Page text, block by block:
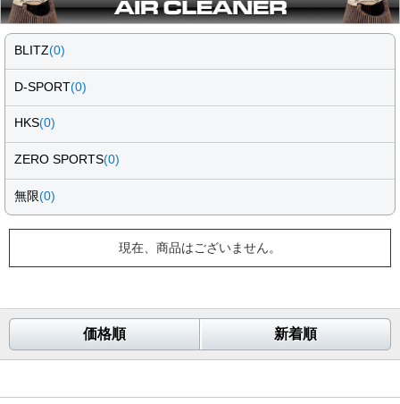
BLITZ(0)
D-SPORT(0)
HKS(0)
ZERO SPORTS(0)
無限(0)
現在、商品はございません。
価格順 新着順